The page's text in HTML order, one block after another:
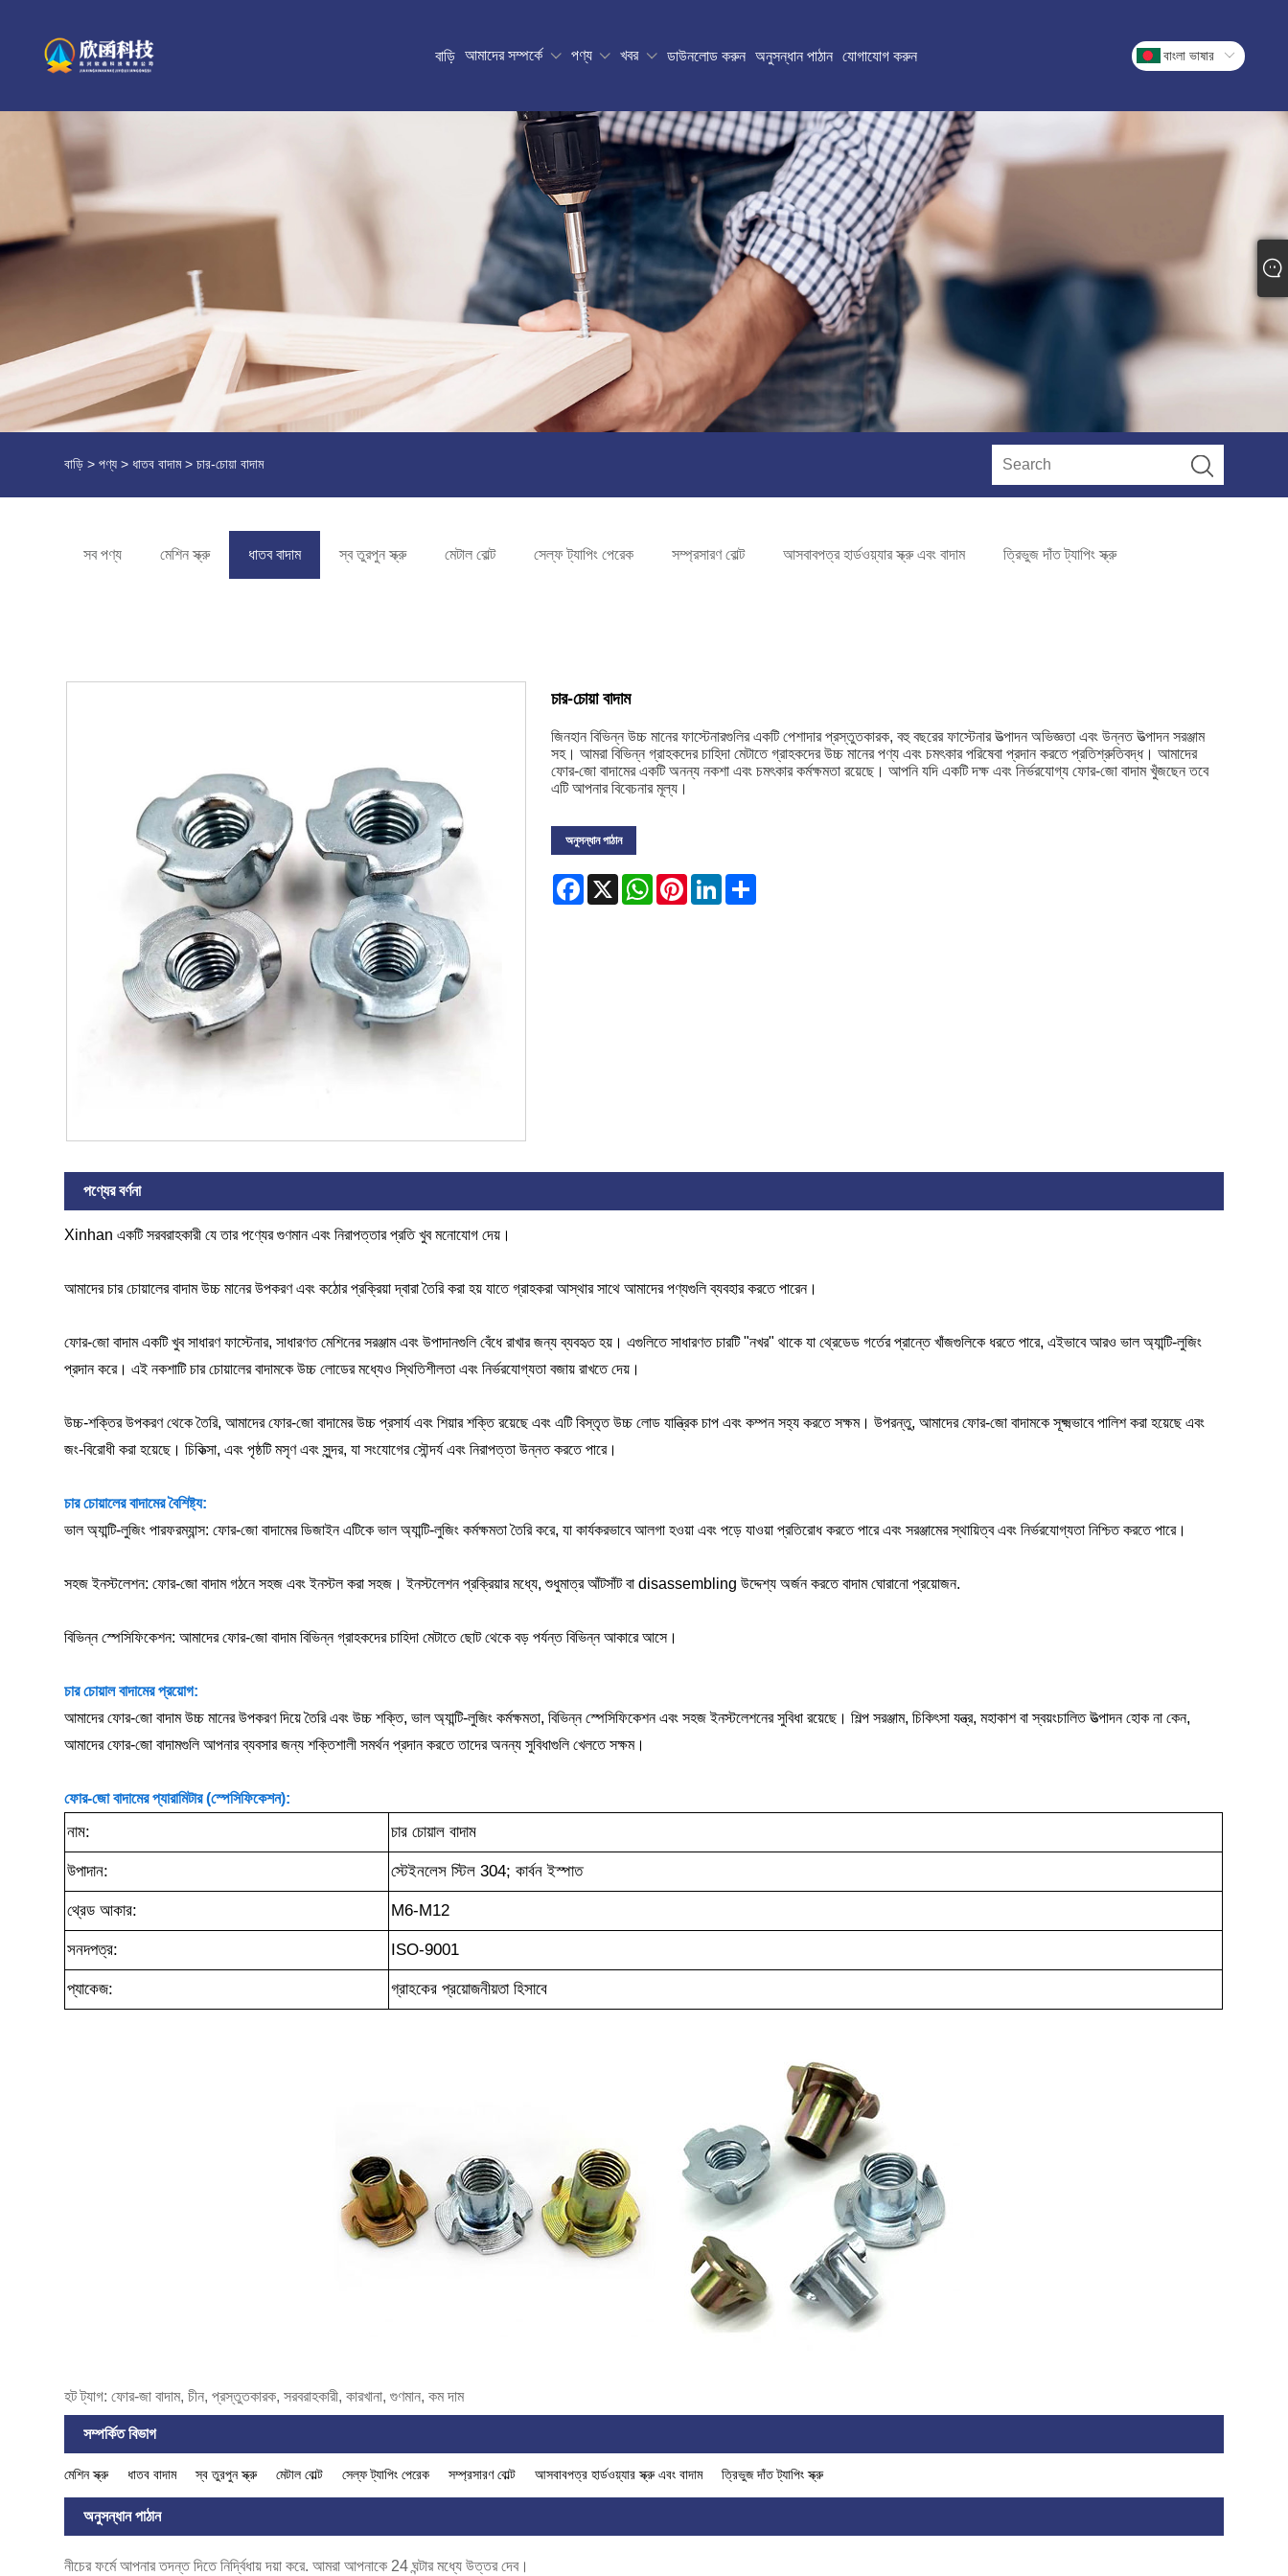
বাড়ি আমাদের সম্পর্কে পণ্য খবর ডাউনলোড করুন অনুসন্ধান পাঠান যোগাযোগ করুন বাংলা ভাষার
বাড়ি > পণ্য > ধাতব বাদাম> চার-চোয়া বাদাম
সব পণ্য মেশিন স্ক্রু ধাতব বাদাম স্ব তুরপুন স্ক্রু মেটাল বোল্ট সেল্ফ ট্যাপিং পেরেক সম্প্রসারণ বোল্ট আসবাবপত্র হার্ডওয়্যার স্ক্রু এবং বাদাম ত্রিভুজ দাঁত ট্যাপিং স্ক্রু
চার-চোয়া বাদাম
জিনহান বিভিন্ন উচ্চ মানের ফাস্টেনারগুলির একটি পেশাদার প্রস্তুতকারক, বহু বছরের ফাস্টেনার উত্পাদন অভিজ্ঞতা এবং উন্নত উত্পাদন সরঞ্জাম
সহ। আমরা বিভিন্ন গ্রাহকদের চাহিদা মেটাতে গ্রাহকদের উচ্চ মানের পণ্য এবং চমৎকার পরিষেবা প্রদান করতে প্রতিশ্রুতিবদ্ধ। আমাদের
ফোর-জো বাদামের একটি অনন্য নকশা এবং চমৎকার কর্মক্ষমতা রয়েছে। আপনি যদি একটি দক্ষ এবং নির্ভরযোগ্য ফোর-জো বাদাম খুঁজছেন তবে
এটি আপনার বিবেচনার মূল্য।
অনুসন্ধান পাঠান
Facebook
X WhatsApp
PinterestLinkedIn
পণ্যের বর্ণনা
Xinhan একটি সরবরাহকারী যে তার পণ্যের গুণমান এবং নিরাপত্তার প্রতি খুব মনোযোগ দেয়।
আমাদের চার চোয়ালের বাদাম উচ্চ মানের উপকরণ এবং কঠোর প্রক্রিয়া দ্বারা তৈরি করা হয় যাতে গ্রাহকরা আস্থার সাথে আমাদের পণ্যগুলি ব্যবহার করতে পারেন।
ফোর-জো বাদাম একটি খুব সাধারণ ফাস্টেনার, সাধারণত মেশিনের সরঞ্জাম এবং উপাদানগুলি বেঁধে রাখার জন্য ব্যবহৃত হয়। এগুলিতে সাধারণত চারটি "নখর" থাকে যা থ্রেডেড গর্তের প্রান্তে খাঁজগুলিকে ধরতে পারে, এইভাবে আরও ভাল অ্যান্টি-লুজিং
প্রদান করে। এই নকশাটি চার চোয়ালের বাদামকে উচ্চ লোডের মধ্যেও স্থিতিশীলতা এবং নির্ভরযোগ্যতা বজায় রাখতে দেয়।
উচ্চ-শক্তির উপকরণ থেকে তৈরি, আমাদের ফোর-জো বাদামের উচ্চ প্রসার্য এবং শিয়ার শক্তি রয়েছে এবং এটি বিস্তৃত উচ্চ লোড যান্ত্রিক চাপ এবং কম্পন সহ্য করতে সক্ষম। উপরন্তু, আমাদের ফোর-জো বাদামকে সূক্ষ্মভাবে পালিশ করা হয়েছে এবং
জং-বিরোধী করা হয়েছে। চিকিত্সা, এবং পৃষ্ঠটি মসৃণ এবং সুন্দর, যা সংযোগের সৌন্দর্য এবং নিরাপত্তা উন্নত করতে পারে।
চার চোয়ালের বাদামের বৈশিষ্ট্য:
ভাল অ্যান্টি-লুজিং পারফরম্যান্স: ফোর-জো বাদামের ডিজাইন এটিকে ভাল অ্যান্টি-লুজিং কর্মক্ষমতা তৈরি করে, যা কার্যকরভাবে আলগা হওয়া এবং পড়ে যাওয়া প্রতিরোধ করতে পারে এবং সরঞ্জামের স্থায়িত্ব এবং নির্ভরযোগ্যতা নিশ্চিত করতে পারে।
সহজ ইনস্টলেশন: ফোর-জো বাদাম গঠনে সহজ এবং ইনস্টল করা সহজ। ইনস্টলেশন প্রক্রিয়ার মধ্যে, শুধুমাত্র আঁটসাঁট বা disassembling উদ্দেশ্য অর্জন করতে বাদাম ঘোরানো প্রয়োজন.
বিভিন্ন স্পেসিফিকেশন: আমাদের ফোর-জো বাদাম বিভিন্ন গ্রাহকদের চাহিদা মেটাতে ছোট থেকে বড় পর্যন্ত বিভিন্ন আকারে আসে।
চার চোয়াল বাদামের প্রয়োগ:
আমাদের ফোর-জো বাদাম উচ্চ মানের উপকরণ দিয়ে তৈরি এবং উচ্চ শক্তি, ভাল অ্যান্টি-লুজিং কর্মক্ষমতা, বিভিন্ন স্পেসিফিকেশন এবং সহজ ইনস্টলেশনের সুবিধা রয়েছে। শিল্প সরঞ্জাম, চিকিৎসা যন্ত্র, মহাকাশ বা স্বয়ংচালিত উত্পাদন হোক না কেন,
আমাদের ফোর-জো বাদামগুলি আপনার ব্যবসার জন্য শক্তিশালী সমর্থন প্রদান করতে তাদের অনন্য সুবিধাগুলি খেলতে সক্ষম।
ফোর-জো বাদামের প্যারামিটার (স্পেসিফিকেশন):
নাম: চার চোয়াল বাদাম
উপাদান: স্টেইনলেস স্টিল 304; কার্বন ইস্পাত
থ্রেড আকার: M6-M12
সনদপত্র: ISO-9001
প্যাকেজ: গ্রাহকের প্রয়োজনীয়তা হিসাবে
হট ট্যাগ: ফোর-জা বাদাম, চীন, প্রস্তুতকারক, সরবরাহকারী, কারখানা, গুণমান, কম দাম
সম্পর্কিত বিভাগ
মেশিন স্ক্রু ধাতব বাদাম স্ব তুরপুন স্ক্রু মেটাল বোল্ট সেল্ফ ট্যাপিং পেরেক সম্প্রসারণ বোল্ট আসবাবপত্র হার্ডওয়্যার স্ক্রু এবং বাদাম ত্রিভুজ দাঁত ট্যাপিং স্ক্রু
অনুসন্ধান পাঠান
নীচের ফর্মে আপনার তদন্ত দিতে নির্দ্বিধায় দয়া করে. আমরা আপনাকে 24 ঘন্টার মধ্যে উত্তর দেব।